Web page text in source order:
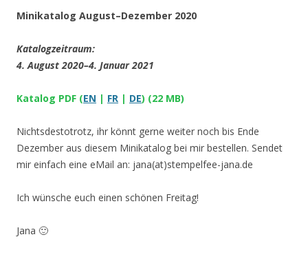
Minikatalog August–Dezember 2020
Katalogzeitraum:
4. August 2020–4. Januar 2021
Katalog PDF (EN | FR | DE) (22 MB)
Nichtsdestotrotz, ihr könnt gerne weiter noch bis Ende
Dezember aus diesem Minikatalog bei mir bestellen. Sendet
mir einfach eine eMail an: jana(at)stempelfee-jana.de
Ich wünsche euch einen schönen Freitag!
Jana 🙂